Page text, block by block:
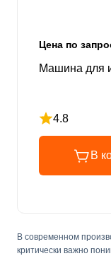
Цена по
Машина для
4.8
Рейтинг 4.8 из
В
В современном
критически важно